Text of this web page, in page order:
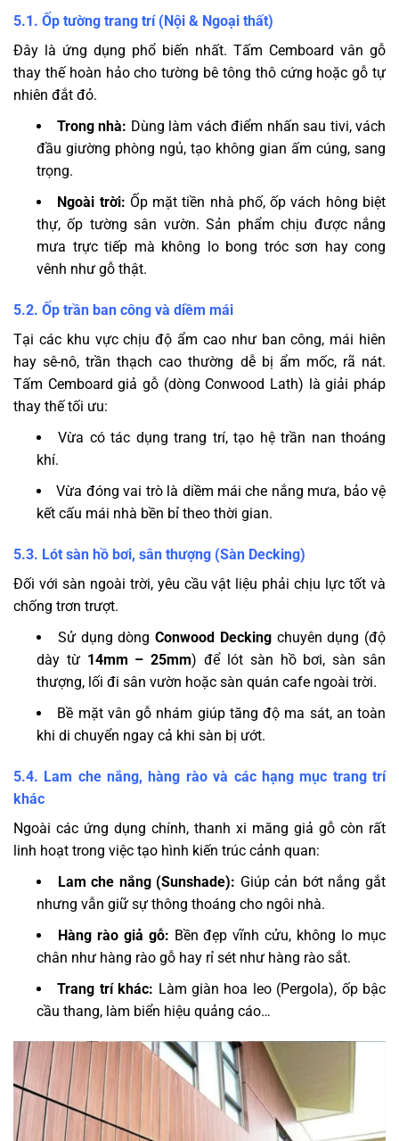
5.1. Ốp tường trang trí (Nội & Ngoại thất)
Đây là ứng dụng phổ biến nhất. Tấm Cemboard vân gỗ
thay thế hoàn hảo cho tường bê tông thô cứng hoặc gỗ tự
nhiên đắt đỏ.
Trong nhà: Dùng làm vách điểm nhấn sau tivi, vách
đầu giường phòng ngủ, tạo không gian ấm cúng, sang
trọng.
Ngoài trời: Ốp mặt tiền nhà phố, ốp vách hông biệt
thự, ốp tường sân vườn. Sản phẩm chịu được nắng
mưa trực tiếp mà không lo bong tróc sơn hay cong
vênh như gỗ thật.
5.2. Ốp trần ban công và diềm mái
Tại các khu vực chịu độ ẩm cao như ban công, mái hiên
hay sê-nô, trần thạch cao thường dễ bị ẩm mốc, rã nát.
Tấm Cemboard giả gỗ (dòng Conwood Lath) là giải pháp
thay thế tối ưu:
Vừa có tác dụng trang trí, tạo hệ trần nan thoáng
khí.
Vừa đóng vai trò là diềm mái che nắng mưa, bảo vệ
kết cấu mái nhà bền bỉ theo thời gian.
5.3. Lót sàn hồ bơi, sân thượng (Sàn Decking)
Đối với sàn ngoài trời, yêu cầu vật liệu phải chịu lực tốt và
chống trơn trượt.
Sử dụng dòng Conwood Deckingchuyên dụng (độ
dày từ 14mm – 25mm) để lót sàn hồ bơi, sàn sân
thượng, lối đi sân vườn hoặc sàn quán cafe ngoài trời.
Bề mặt vân gỗ nhám giúp tăng độ ma sát, an toàn
khi di chuyển ngay cả khi sàn bị ướt.
5.4. Lam che nắng, hàng rào và các hạng mục trang trí
khác
Ngoài các ứng dụng chính, thanh xi măng giả gỗ còn rất
linh hoạt trong việc tạo hình kiến trúc cảnh quan:
Lam che nắng (Sunshade): Giúp cản bớt nắng gắt
nhưng vẫn giữ sự thông thoáng cho ngôi nhà.
Hàng rào giả gỗ: Bền đẹp vĩnh cửu, không lo mục
chân như hàng rào gỗ hay rỉ sét như hàng rào sắt.
Trang trí khác: Làm giàn hoa leo (Pergola), ốp bậc
cầu thang, làm biển hiệu quảng cáo…